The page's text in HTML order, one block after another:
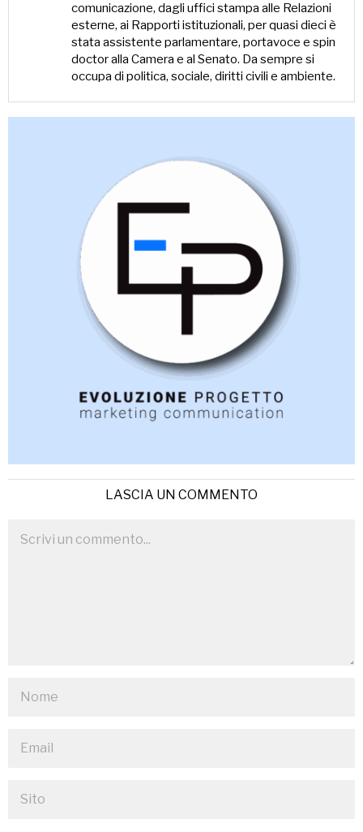
comunicazione, dagli uffici stampa alle Relazioni
esterne, ai Rapporti istituzionali, per quasi dieci è
stata assistente parlamentare, portavoce e spin
doctor alla Camera e al Senato. Da sempre si
occupa di politica, sociale, diritti civili e ambiente.
LASCIA UN COMMENTO